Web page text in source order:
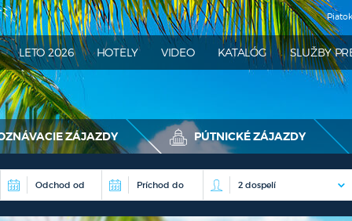
Piatok
LETO 2026 HOTELY VIDEO KATALÓG SLUŽBY
ZÁJAZDY PÚTNICKÉ ZÁJAZDY